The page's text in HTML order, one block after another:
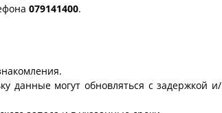
079141400.
данные могут обновляться с задержкой и/